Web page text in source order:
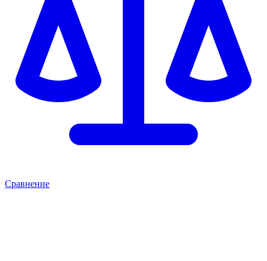
Сравнение